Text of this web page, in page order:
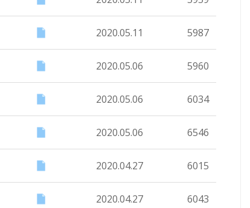
2020.05.11 5987
2020.05.06 5960
2020.05.06 6034
2020.05.06 6546
2020.04.27 6015
2020.04.27 6043